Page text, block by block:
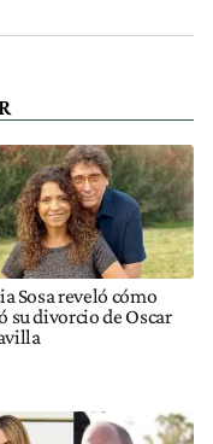
Sosa reveló cómo
su divorcio de Oscar